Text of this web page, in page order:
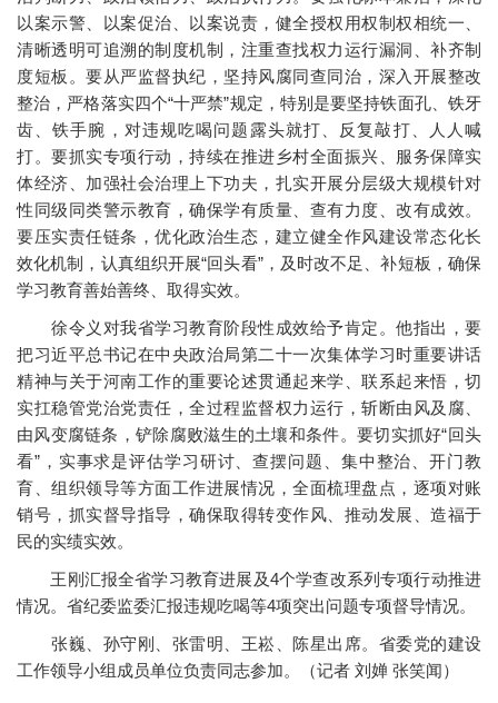
以案示警、以案促治、以案说责，健全授权用权制权相统一、
清晰透明可追溯的制度机制，注重查找权力运行漏洞、补齐制
度短板。要从严监督执纪，坚持风腐同查同治，深入开展整改
整治，严格落实四个“十严禁”规定，特别是要坚持铁面孔、铁牙
齿、铁手腕，对违规吃喝问题露头就打、反复敲打、人人喊
打。要抓实专项行动，持续在推进乡村全面振兴、服务保障实
体经济、加强社会治理上下功夫，扎实开展分层级大规模针对
性同级同类警示教育，确保学有质量、查有力度、改有成效。
要压实责任链条，优化政治生态，建立健全作风建设常态化长
效化机制，认真组织开展“回头看”，及时改不足、补短板，确保
学习教育善始善终、取得实效。
徐令义对我省学习教育阶段性成效给予肯定。他指出，要
把习近平总书记在中央政治局第二十一次集体学习时重要讲话
精神与关于河南工作的重要论述贯通起来学、联系起来悟，切
实扛稳管党治党责任，全过程监督权力运行，斩断由风及腐、
由风变腐链条，铲除腐败滋生的土壤和条件。要切实抓好“回头
看”，实事求是评估学习研讨、查摆问题、集中整治、开门教
育、组织领导等方面工作进展情况，全面梳理盘点，逐项对账
销号，抓实督导指导，确保取得转变作风、推动发展、造福于
民的实绩实效。
王刚汇报全省学习教育进展及4个学查改系列专项行动推进
情况。省纪委监委汇报违规吃喝等4项突出问题专项督导情况。
张巍、孙守刚、张雷明、王崧、陈星出席。省委党的建设
工作领导小组成员单位负责同志参加。（记者 刘婵 张笑闻）